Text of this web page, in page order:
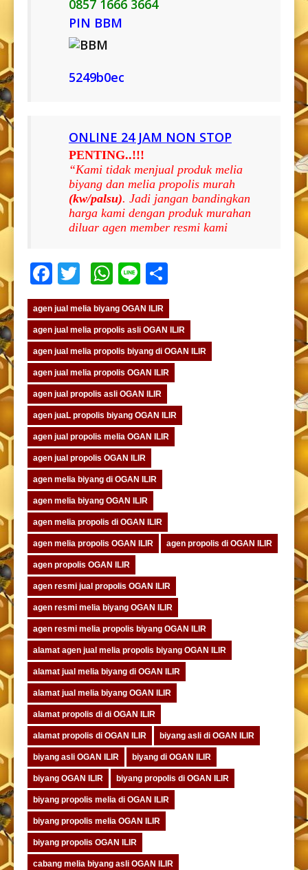
0857 1666 3664
PIN BBM
5249b0ec
ONLINE 24 JAM NON STOP
PENTING..!!!
“Kami tidak menjual produk melia
biyang dan melia propolis murah
(kw/palsu). Jadi jangan bandingkan
harga kami dengan produk murahan
diluar agen member resmi kami
Facebook
TwitterWhatsApp
Line
agen jual melia biyang OGAN ILIR
agen jual melia propolis asli OGAN ILIR
agen jual melia propolis biyang di OGAN ILIR
agen jual melia propolis OGAN ILIR
agen jual propolis asli OGAN ILIR
agen juaL propolis biyang OGAN ILIR
agen jual propolis melia OGAN ILIR
agen jual propolis OGAN ILIR
agen melia biyang di OGAN ILIR
agen melia biyang OGAN ILIR
agen melia propolis di OGAN ILIR
agen melia propolis OGAN ILIR agen propolis di OGAN ILIR
agen propolis OGAN ILIR
agen resmi jual propolis OGAN ILIR
agen resmi melia biyang OGAN ILIR
agen resmi melia propolis biyang OGAN ILIR
alamat agen jual melia propolis biyang OGAN ILIR
alamat jual melia biyang di OGAN ILIR
alamat jual melia biyang OGAN ILIR
alamat propolis di di OGAN ILIR
alamat propolis di OGAN ILIR biyang asli di OGAN ILIR
biyang asli OGAN ILIR biyang di OGAN ILIR
biyang OGAN ILIR biyang propolis di OGAN ILIR
biyang propolis melia di OGAN ILIR
biyang propolis melia OGAN ILIR
biyang propolis OGAN ILIR
cabang melia biyang asli OGAN ILIR